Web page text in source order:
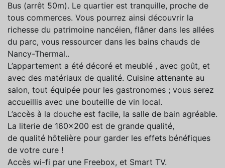
Bus (arrêt 50m). Le quartier est tranquille, proche de
tous commerces. Vous pourrez ainsi découvrir la
richesse du patrimoine nancéien, flâner dans les allées
du parc, vous ressourcer dans les bains chauds de
Nancy-Thermal..
L’appartement a été décoré et meublé , avec goût, et
avec des matériaux de qualité. Cuisine attenante au
salon, tout équipée pour les gastronomes ; vous serez
accueillis avec une bouteille de vin local.
L’accès à la douche est facile, la salle de bain agréable.
La literie de 160x200 est de grande qualité,
de qualité hôtelière pour garder les effets bénéfiques
de votre cure !
Accès wi-fi par une Freebox, et Smart TV.